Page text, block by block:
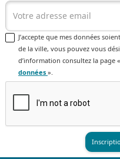
J’accepte que mes données
de la ville, vous pouvez vous
d’information consultez la page «
données ».